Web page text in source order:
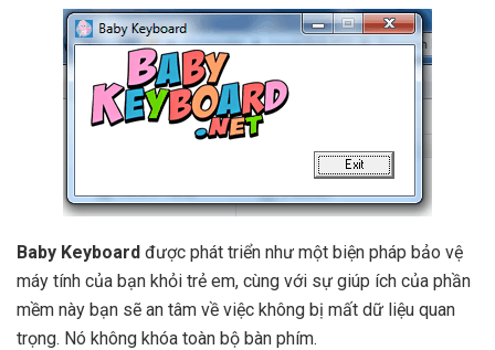
Baby Keyboard được phát triển như một biện pháp bảo vệ
máy tính của bạn khỏi trẻ em, cùng với sự giúp ích của phần
mềm này bạn sẽ an tâm về việc không bị mất dữ liệu quan
trọng. Nó không khóa toàn bộ bàn phím.